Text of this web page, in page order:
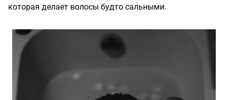
которая делает волосы будто сальными.